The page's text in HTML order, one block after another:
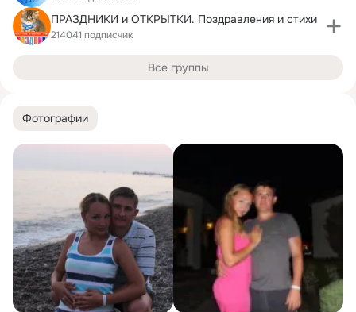
Фотографии
ПРАЗДНИКИ и ОТКРЫТКИ. Поздравления и стихи
214041 подписчик
Все группы